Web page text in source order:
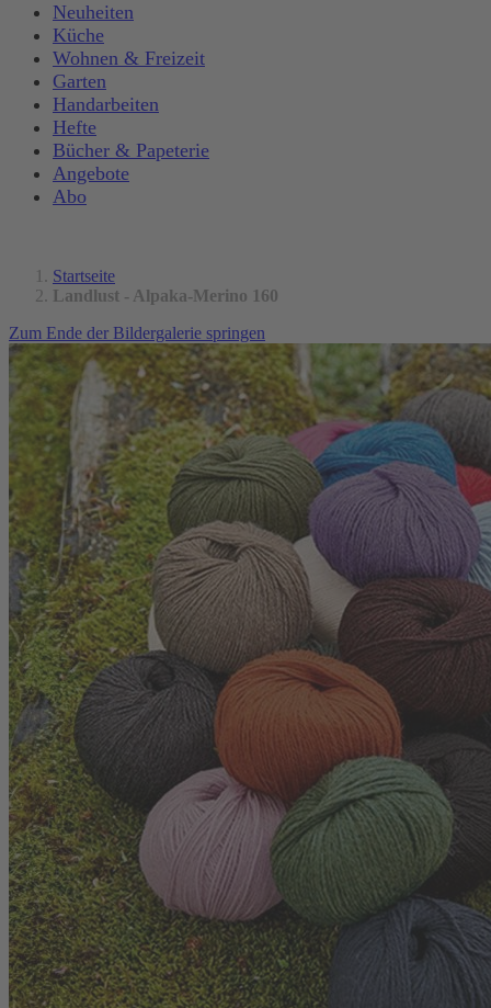
Neuheiten
Küche
Wohnen & Freizeit
Garten
Handarbeiten
Hefte
Bücher & Papeterie
Angebote
Abo
Startseite
Landlust - Alpaka-Merino 160
Zum Ende der Bildergalerie springen
Zum Anfang der Bildergalerie springen
Artikelnr. 011807
Landlust - Alpaka-Merino 160
160 m Lauflänge, 50 g
8,95 € inkl. MwSt.
Auswählen